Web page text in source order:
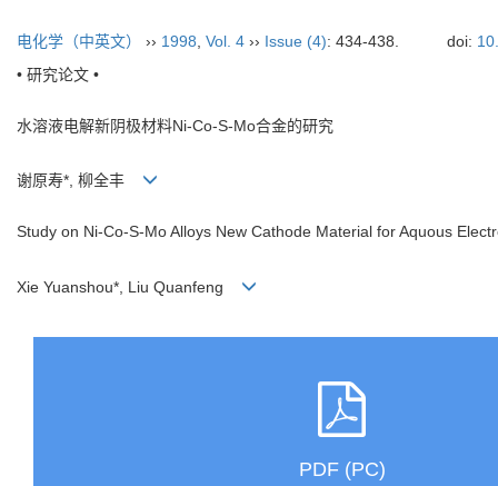
电化学（中英文） ›› 1998 Vol. 4 ›› Issue (4): 434-438. doi:
• 研究论文 •
水溶液电解新阴极材料Ni-Co-S-Mo合金的研究
谢原寿*, 柳全丰
Study on Ni-Co-S-Mo Alloys New Cathode Material for Aquous
Xie Yuanshou*, Liu Quanfeng
PDF (PC)